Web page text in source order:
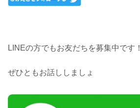
LINEの方でもお友だちを募集中です！
ぜひともお話ししましょ